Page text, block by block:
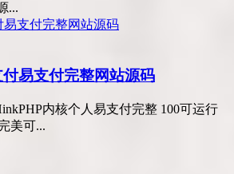
...
易支付完整网站源码
内核个人易支付完整 100可运行
美可...